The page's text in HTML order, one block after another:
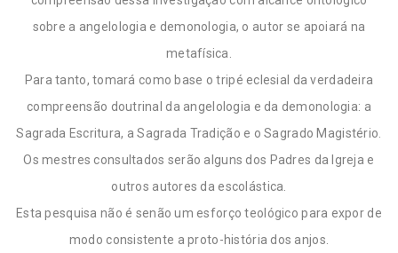
sobre a angelologia e demonologia, o autor se apoiará na
metafísica.
Para tanto, tomará como base o tripé eclesial da verdadeira
compreensão doutrinal da angelologia e da demonologia: a
Sagrada Escritura, a Sagrada Tradição e o Sagrado Magistério.
Os mestres consultados serão alguns dos Padres da Igreja e
outros autores da escolástica.
Esta pesquisa não é senão um esforço teológico para expor de
modo consistente a proto-história dos anjos.